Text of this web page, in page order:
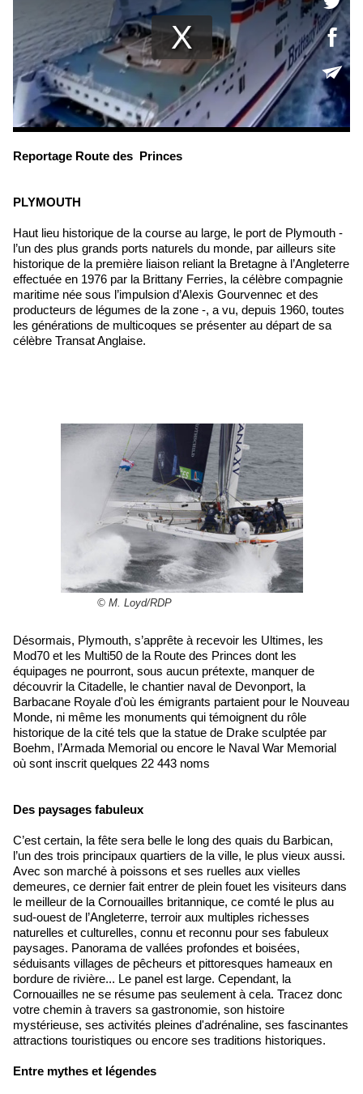
Reportage Route des Princes
PLYMOUTH
Haut lieu historique de la course au large, le port de Plymouth -
l’un des plus grands ports naturels du monde, par ailleurs site
historique de la première liaison reliant la Bretagne à l’Angleterre
effectuée en 1976 par la Brittany Ferries, la célèbre compagnie
maritime née sous l’impulsion d’Alexis Gourvennec et des
producteurs de légumes de la zone -, a vu, depuis 1960, toutes
les générations de multicoques se présenter au départ de sa
célèbre Transat Anglaise.
© M. Loyd/RDP
Désormais, Plymouth, s’apprête à recevoir les Ultimes, les
Mod70 et les Multi50 de la Route des Princes dont les
équipages ne pourront, sous aucun prétexte, manquer de
découvrir la Citadelle, le chantier naval de Devonport, la
Barbacane Royale d'où les émigrants partaient pour le Nouveau
Monde, ni même les monuments qui témoignent du rôle
historique de la cité tels que la statue de Drake sculptée par
Boehm, l’Armada Memorial ou encore le Naval War Memorial
où sont inscrit quelques 22 443 noms
Des paysages fabuleux
C’est certain, la fête sera belle le long des quais du Barbican,
l’un des trois principaux quartiers de la ville, le plus vieux aussi.
Avec son marché à poissons et ses ruelles aux vielles
demeures, ce dernier fait entrer de plein fouet les visiteurs dans
le meilleur de la Cornouailles britannique, ce comté le plus au
sud-ouest de l’Angleterre, terroir aux multiples richesses
naturelles et culturelles, connu et reconnu pour ses fabuleux
paysages. Panorama de vallées profondes et boisées,
séduisants villages de pêcheurs et pittoresques hameaux en
bordure de rivière... Le panel est large. Cependant, la
Cornouailles ne se résume pas seulement à cela. Tracez donc
votre chemin à travers sa gastronomie, son histoire
mystérieuse, ses activités pleines d'adrénaline, ses fascinantes
attractions touristiques ou encore ses traditions historiques.
Entre mythes et légendes